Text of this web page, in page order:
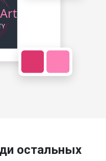
остальных